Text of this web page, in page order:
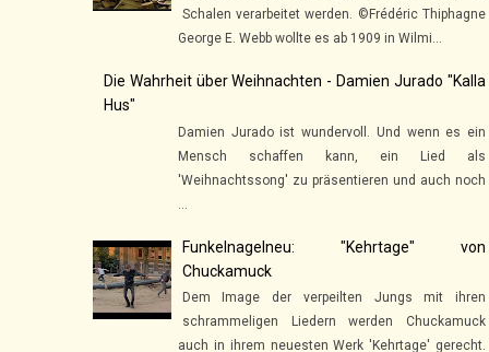
Schalen verarbeitet werden. ©Frédéric Thiphagne
George E. Webb wollte es ab 1909 in Wilmi...
Die Wahrheit über Weihnachten - Damien Jurado "Kalla
Hus"
Damien Jurado ist wundervoll. Und wenn es ein
Mensch schaffen kann, ein Lied als
'Weihnachtssong' zu präsentieren und auch noch
...
Funkelnagelneu: "Kehrtage" von
Chuckamuck
Dem Image der verpeilten Jungs mit ihren
schrammeligen Liedern werden Chuckamuck
auch in ihrem neuesten Werk 'Kehrtage' gerecht.